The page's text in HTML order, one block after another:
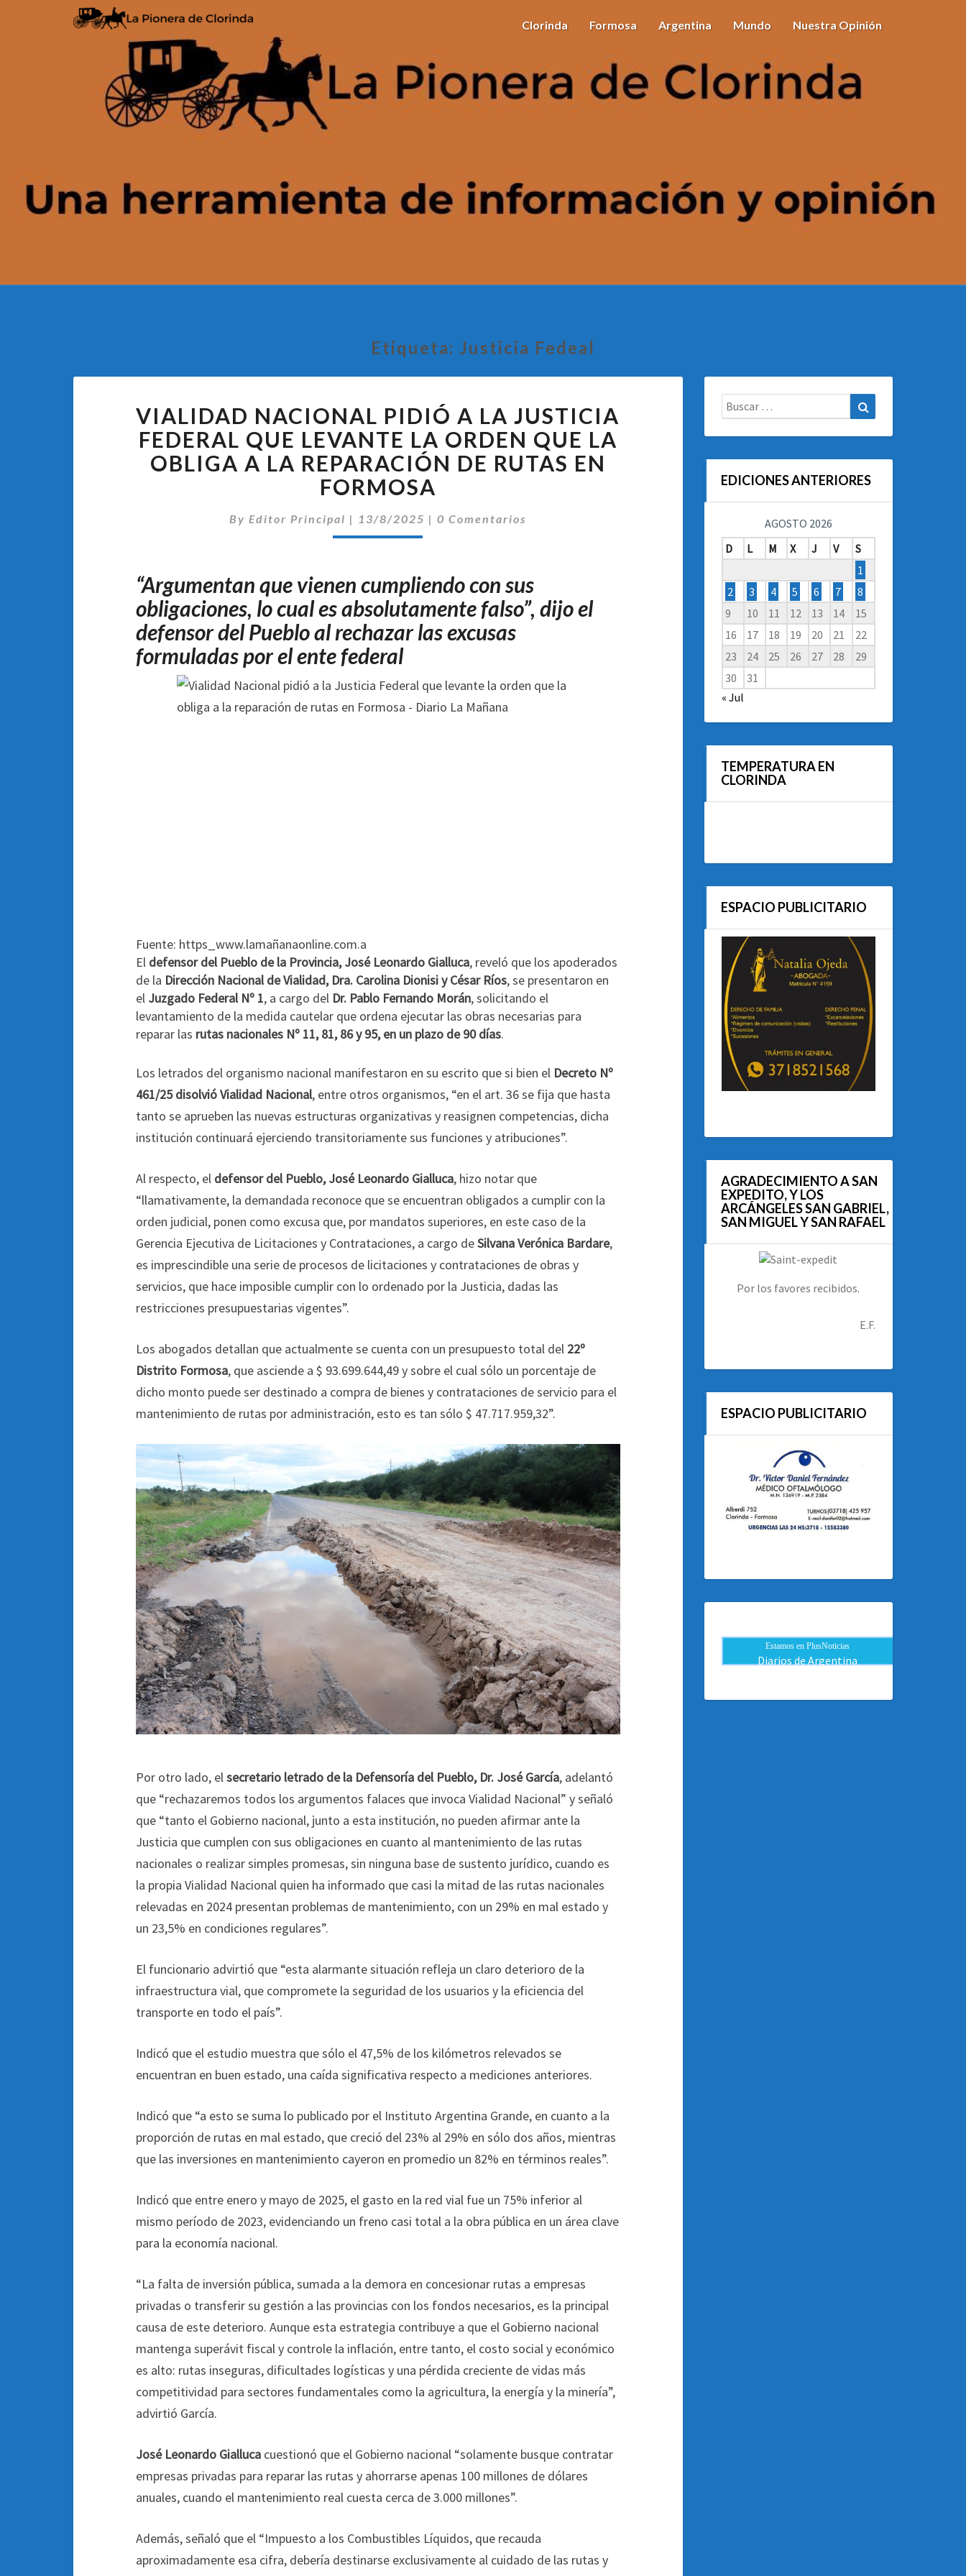
Clorinda Formosa Argentina Mundo Nuestra Opinión
Etiqueta: Justicia Fedeal
NACIONAL
PIDIÓ
A
LA
JUSTICIA
QUE
LEVANTE
ORDEN
QUE
LA
OBLIGA
A
LA
REPARACIÓN
DE
VIALIDAD NACIONAL PIDIÓ A LA JUSTICIA
FEDERAL QUE LEVANTE LA ORDEN QUE LA
OBLIGA A LA REPARACIÓN DE RUTAS EN
FORMOSA
ByEditor Principal | 13/8/2025 |Comentarios
0 Comentarios
“Argumentan que vienen cumpliendo con sus
obligaciones, lo cual es absolutamente falso”, dijo el
defensor del Pueblo al rechazar las excusas
formuladas por el ente federal
Fuente: https_www.lamañanaonline.com.a
El defensor del Pueblo de la Provincia, José Leonardo Gialluca, reveló que los apoderados
de la Dirección Nacional de Vialidad, Dra. Carolina Dionisi y César Ríos, se presentaron en
el Juzgado Federal Nº 1, a cargo del Dr. Pablo Fernando Morán, solicitando el
levantamiento de la medida cautelar que ordena ejecutar las obras necesarias para
reparar las rutas nacionales Nº 11, 81, 86 y 95, en un plazo de 90 días.
Los letrados del organismo nacional manifestaron en su escrito que si bien el Decreto Nº
461/25 disolvió Vialidad Nacional, entre otros organismos, “en el art. 36 se fija que hasta
tanto se aprueben las nuevas estructuras organizativas y reasignen competencias, dicha
institución continuará ejerciendo transitoriamente sus funciones y atribuciones”.
Al respecto, el defensor del Pueblo, José Leonardo Gialluca, hizo notar que
“llamativamente, la demandada reconoce que se encuentran obligados a cumplir con la
orden judicial, ponen como excusa que, por mandatos superiores, en este caso de la
Gerencia Ejecutiva de Licitaciones y Contrataciones, a cargo deSilvana Verónica Bardare,
es imprescindible una serie de procesos de licitaciones y contrataciones de obras y
servicios, que hace imposible cumplir con lo ordenado por la Justicia, dadas las
restricciones presupuestarias vigentes”.
Los abogados detallan que actualmente se cuenta con un presupuesto total del 22º
Distrito Formosa, que asciende a $ 93.699.644,49 y sobre el cual sólo un porcentaje de
dicho monto puede ser destinado a compra de bienes y contrataciones de servicio para el
mantenimiento de rutas por administración, esto es tan sólo $ 47.717.959,32”.
Por otro lado, elsecretario letrado de la Defensoría del Pueblo, Dr. José García, adelantó
que “rechazaremos todos los argumentos falaces que invoca Vialidad Nacional” y señaló
que “tanto el Gobierno nacional, junto a esta institución, no pueden afirmar ante la
Justicia que cumplen con sus obligaciones en cuanto al mantenimiento de las rutas
nacionales o realizar simples promesas, sin ninguna base de sustento jurídico, cuando es
la propia Vialidad Nacional quien ha informado que casi la mitad de las rutas nacionales
relevadas en 2024 presentan problemas de mantenimiento, con un 29% en mal estado y
un 23,5% en condiciones regulares”.
El funcionario advirtió que “esta alarmante situación refleja un claro deterioro de la
infraestructura vial, que compromete la seguridad de los usuarios y la eficiencia del
transporte en todo el país”.
Indicó que el estudio muestra que sólo el 47,5% de los kilómetros relevados se
encuentran en buen estado, una caída significativa respecto a mediciones anteriores.
Indicó que “a esto se suma lo publicado por el Instituto Argentina Grande, en cuanto a la
proporción de rutas en mal estado, que creció del 23% al 29% en sólo dos años, mientras
que las inversiones en mantenimiento cayeron en promedio un 82% en términos reales”.
Indicó que entre enero y mayo de 2025, el gasto en la red vial fue un 75% inferior al
mismo período de 2023, evidenciando un freno casi total a la obra pública en un área clave
para la economía nacional.
“La falta de inversión pública, sumada a la demora en concesionar rutas a empresas
privadas o transferir su gestión a las provincias con los fondos necesarios, es la principal
causa de este deterioro. Aunque esta estrategia contribuye a que el Gobierno nacional
mantenga superávit fiscal y controle la inflación, entre tanto, el costo social y económico
es alto: rutas inseguras, dificultades logísticas y una pérdida creciente de vidas más
competitividad para sectores fundamentales como la agricultura, la energía y la minería”,
advirtió García.
José Leonardo Gialluca cuestionó que el Gobierno nacional “solamente busque contratar
empresas privadas para reparar las rutas y ahorrarse apenas 100 millones de dólares
anuales, cuando el mantenimiento real cuesta cerca de 3.000 millones”.
Además, señaló que el “Impuesto a los Combustibles Líquidos, que recauda
aproximadamente esa cifra, debería destinarse exclusivamente al cuidado de las rutas y
Buscar:
EDICIONES ANTERIORES
AGOSTO 2026
D
L M X J V
S
1
2
3 4 5 6 7
8
9
10 11 12 13 14
15
16
17 18 19 20 21
22
23
24 25 26 27 28
29
30
31
« Jul
TEMPERATURA EN
CLORINDA
ESPACIO PUBLICITARIO
AGRADECIMIENTO A SAN
EXPEDITO, Y LOS
ARCÁNGELES SAN GABRIEL,
SAN MIGUEL Y SAN RAFAEL
Por los favores recibidos.
E.F.
ESPACIO PUBLICITARIO
Estamos en PlusNoticias
Diarios de Argentina